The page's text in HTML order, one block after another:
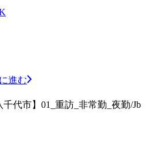
進む
代市】01_重訪_非常勤_夜勤/Jb